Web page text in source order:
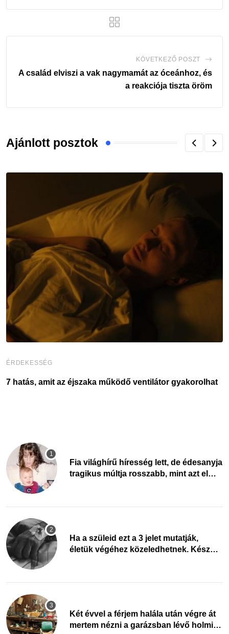
KÖVETKEZŐ POSZT
A család elviszi a vak nagymamát az óceánhoz, és
a reakciója tiszta öröm
Ajánlott posztok
ÉRDEKESSÉG
7 hatás, amit az éjszaka működő ventilátor gyakorolhat
Fia világhírű híresség lett, de édesanyja
tragikus múltja rosszabb, mint azt el
Ha a szüleid ezt a 3 jelet mutatják,
életük végéhez közeledhetnek. Készülj
Két évvel a férjem halála után végre át
mertem nézni a garázsban lévő holmiját